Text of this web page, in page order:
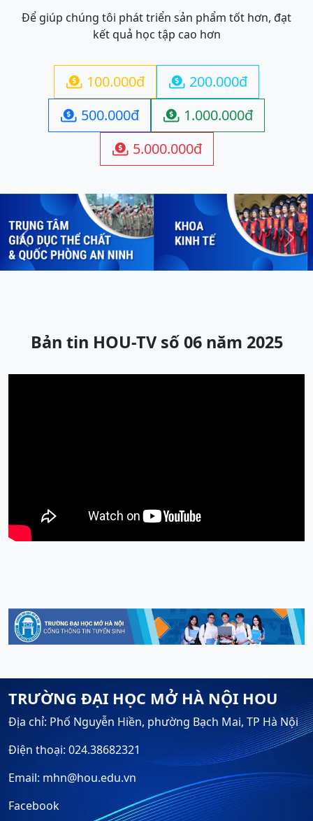
Để giúp chúng tôi phát triển sản phẩm tốt hơn, đạt
kết quả học tập cao hơn
 100.000đ  200.000đ
 500.000đ  1.000.000đ
 5.000.000đ
Previous Next
Bản tin HOU-TV số 06 năm 2025
TRƯỜNG ĐẠI HỌC MỞ HÀ NỘI HOU
Địa chỉ: Phố Nguyễn Hiền, phường Bạch Mai, TP Hà Nội
Điện thoại: 024.38682321
Email: mhn@hou.edu.vn
Facebook